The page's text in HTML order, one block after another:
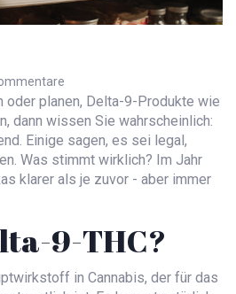
oder planen, Delta-9-Produkte wie
dann wissen Sie wahrscheinlich:
Einige sagen, es sei legal,
Was stimmt wirklich? Im Jahr
klarer als je zuvor - aber immer
9-THC?
in Cannabis, der für das